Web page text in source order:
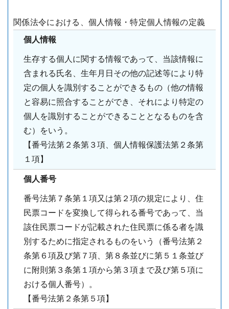
関係法令における、個人情報・特定個人情報の定義
個人情報
生存する個人に関する情報であって、当該情報に
含まれる氏名、生年月日その他の記述等により特
定の個人を識別することができるもの（他の情報
と容易に照合することができ、それにより特定の
個人を識別することができることとなるものを含
む）をいう。
【番号法第２条第３項、個人情報保護法第２条第
１項】
個人番号
番号法第７条第１項又は第２項の規定により、住
民票コードを変換して得られる番号であって、当
該住民票コードが記載された住民票に係る者を識
別するために指定されるものをいう（番号法第２
条第６項及び第７項、第８条並びに第５１条並び
に附則第３条第１項から第３項まで及び第５項に
おける個人番号）。
【番号法第２条第５項】